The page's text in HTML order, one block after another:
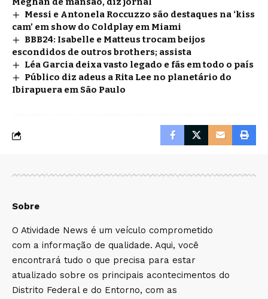
Messi e Antonela Roccuzzo são destaques na ‘kiss
cam’ em show do Coldplay em Miami
BBB24: Isabelle e Matteus trocam beijos
escondidos de outros brothers; assista
Léa Garcia deixa vasto legado e fãs em todo o país
Público diz adeus a Rita Lee no planetário do
Ibirapuera em São Paulo
Sobre
O Atividade News é um veículo comprometido
com a informação de qualidade. Aqui, você
encontrará tudo o que precisa para estar
atualizado sobre os principais acontecimentos do
Distrito Federal e do Entorno, com as